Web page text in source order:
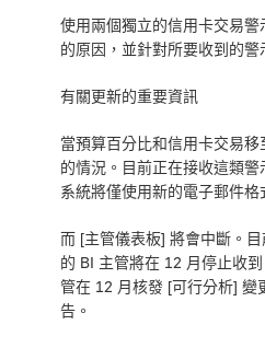
使用兩個獨立的信用卡交易
的原因，並針對所要收到的警
有關更新的重要資訊
當預算百分比和信用卡交易
的情況。目前正在接收這類警
系統將僅使用新的電子郵件格
而 [主管儀表板] 將會中斷。
的 BI 主管將在 12 月停止收
管在 12 月核發 [可行分析] 變
告。